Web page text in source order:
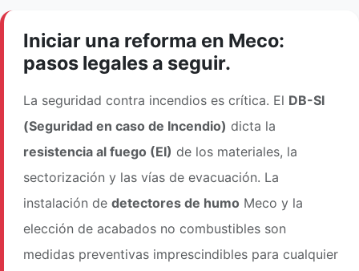
Iniciar una reforma en Meco:
pasos legales a seguir.
La seguridad contra incendios es crítica. El DB-SI
(Seguridad en caso de Incendio) dicta la
resistencia al fuego (EI) de los materiales, la
sectorización y las vías de evacuación. La
instalación de detectores de humo Meco y la
elección de acabados no combustibles son
medidas preventivas imprescindibles para cualquier